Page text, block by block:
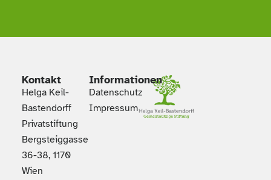
Informationen
Datenschutz
Impressum
Kontakt
Helga Keil-
Bastendorff
Privatstiftung
Bergsteiggasse
36-38, 1170
Wien